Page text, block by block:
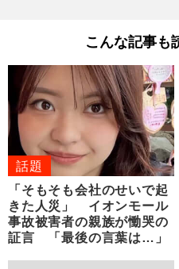
こんな記事も
話題
「そもそも会社のせいで起
きた人災」 イオンモール
事故被害者の親族が慟哭の
証言 「最後の言葉は…」